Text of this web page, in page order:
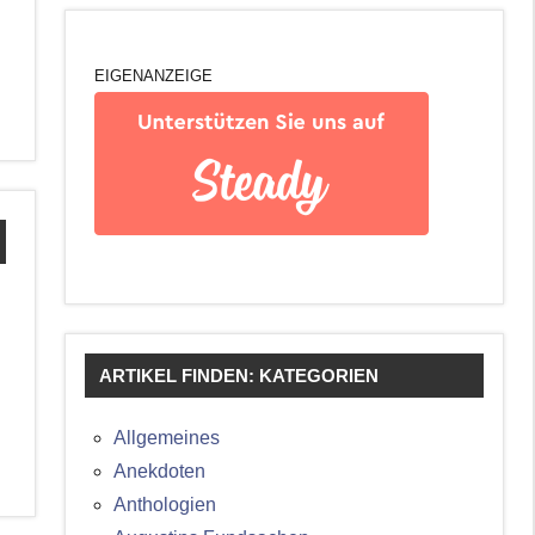
EIGENANZEIGE
ARTIKEL FINDEN: KATEGORIEN
Allgemeines
Anekdoten
Anthologien